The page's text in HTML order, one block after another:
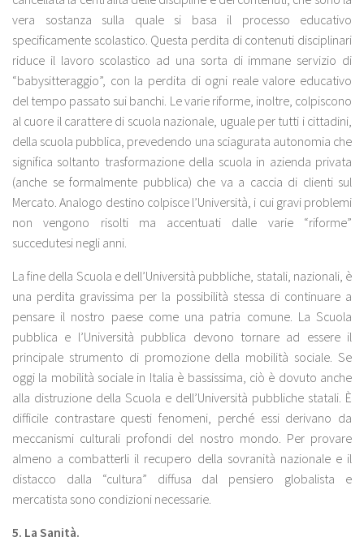
vera sostanza sulla quale si basa il processo educativo
specificamente scolastico. Questa perdita di contenuti disciplinari
riduce il lavoro scolastico ad una sorta di immane servizio di
“babysitteraggio”, con la perdita di ogni reale valore educativo
del tempo passato sui banchi. Le varie riforme, inoltre, colpiscono
al cuore il carattere di scuola nazionale, uguale per tutti i cittadini,
della scuola pubblica, prevedendo una sciagurata autonomia che
significa soltanto trasformazione della scuola in azienda privata
(anche se formalmente pubblica) che va a caccia di clienti sul
Mercato. Analogo destino colpisce l’Università, i cui gravi problemi
non vengono risolti ma accentuati dalle varie “riforme”
succedutesi negli anni.
La fine della Scuola e dell’Università pubbliche, statali, nazionali, è
una perdita gravissima per la possibilità stessa di continuare a
pensare il nostro paese come una patria comune. La Scuola
pubblica e l’Università pubblica devono tornare ad essere il
principale strumento di promozione della mobilità sociale. Se
oggi la mobilità sociale in Italia è bassissima, ciò è dovuto anche
alla distruzione della Scuola e dell’Università pubbliche statali. È
difficile contrastare questi fenomeni, perché essi derivano da
meccanismi culturali profondi del nostro mondo. Per provare
almeno a combatterli il recupero della sovranità nazionale e il
distacco dalla “cultura” diffusa dal pensiero globalista e
mercatista sono condizioni necessarie.
5. La Sanità.